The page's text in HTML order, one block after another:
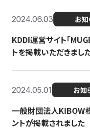
2024.06.03 お知
KDDI運営サイト「
トを掲載いただきまし
2024.05.01 お知
一般財団法人KIBOW
ントが掲載されました